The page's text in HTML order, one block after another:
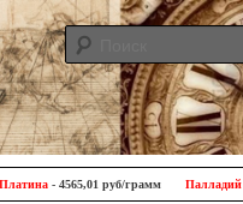
содержимомусодержимому
- 4565,01 руб/грамм Палладий-